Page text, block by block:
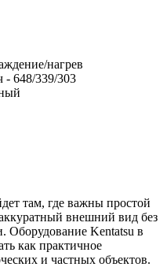
нагрев
- 648/339/303
там, где важны простой
внешний вид без
Оборудование Kentatsu в
как практичное
и частных объектов.